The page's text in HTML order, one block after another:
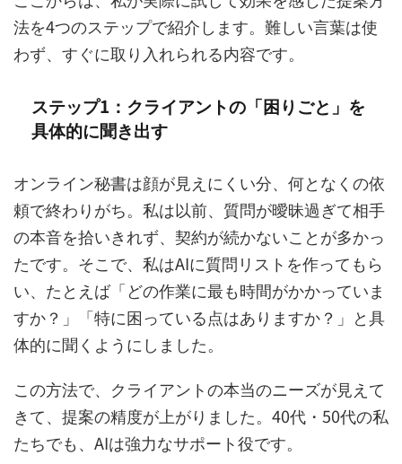
法を4つのステップで紹介します。難しい言葉は使
わず、すぐに取り入れられる内容です。
ステップ1：クライアントの「困りごと」を
具体的に聞き出す
オンライン秘書は顔が見えにくい分、何となくの依
頼で終わりがち。私は以前、質問が曖昧過ぎて相手
の本音を拾いきれず、契約が続かないことが多かっ
たです。そこで、私はAIに質問リストを作ってもら
い、たとえば「どの作業に最も時間がかかっていま
すか？」「特に困っている点はありますか？」と具
体的に聞くようにしました。
この方法で、クライアントの本当のニーズが見えて
きて、提案の精度が上がりました。40代・50代の私
たちでも、AIは強力なサポート役です。